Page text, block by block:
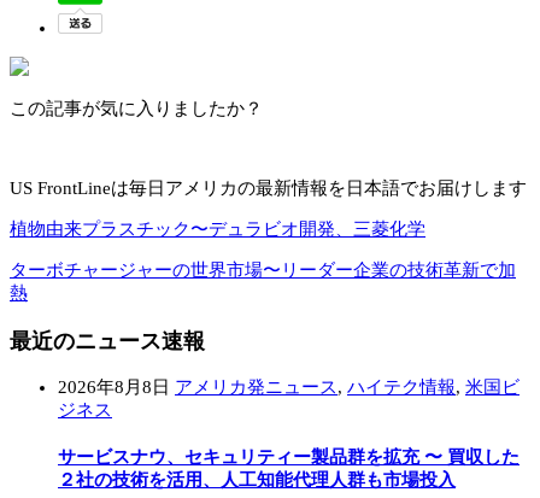
この記事が気に入りましたか？
US FrontLineは毎日アメリカの最新情報を日本語でお届けします
植物由来プラスチック〜デュラビオ開発、三菱化学
ターボチャージャーの世界市場〜リーダー企業の技術革新で加
熱
最近のニュース速報
2026年8月8日 アメリカ発ニュース, ハイテク情報, 米国ビ
ジネス
サービスナウ、セキュリティー製品群を拡充 〜 買収した
２社の技術を活用、人工知能代理人群も市場投入